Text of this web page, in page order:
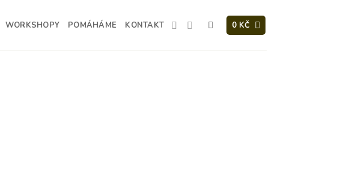
WORKSHOPY POMÁHÁME KONTAKT 0 KČ